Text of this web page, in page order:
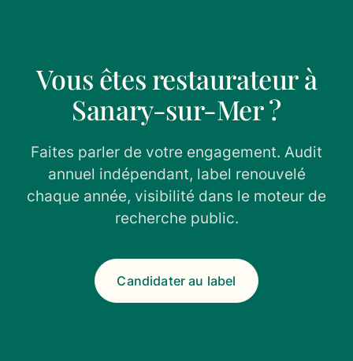
Vous êtes restaurateur à
Sanary-sur-Mer ?
Faites parler de votre engagement. Audit
annuel indépendant, label renouvelé
chaque année, visibilité dans le moteur de
recherche public.
Candidater au label